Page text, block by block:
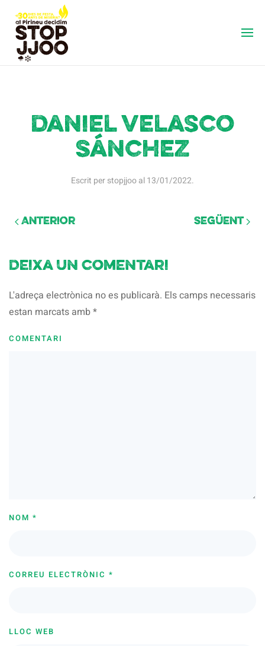
Daniel Velasco
Sánchez
Escrit perstopjjooal13/01/2022.
Anterior Següent
Deixa un comentari
L'adreça electrònica no es publicarà. Els camps necessaris
estan marcats amb*
COMENTARI
NOM *
CORREU ELECTRÒNIC *
LLOC WEB